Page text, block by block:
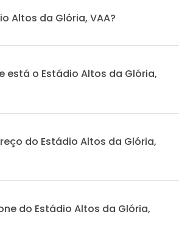
Altos da Glória, VAA?
está o Estádio Altos da Glória,
do Estádio Altos da Glória,
do Estádio Altos da Glória,